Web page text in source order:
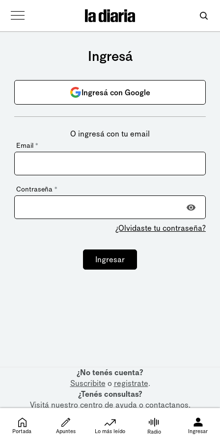
Ingresá
Ingresá con Google
O ingresá con tu email
Email *
Contraseña *
¿Olvidaste tu contraseña?
Ingresar
¿No tenés cuenta?
Suscribite o registrate.
¿Tenés consultas?
Visitá nuestrocentro de ayudaocontactanos.
Portada Apuntes Lo más leído Radio Ingresar